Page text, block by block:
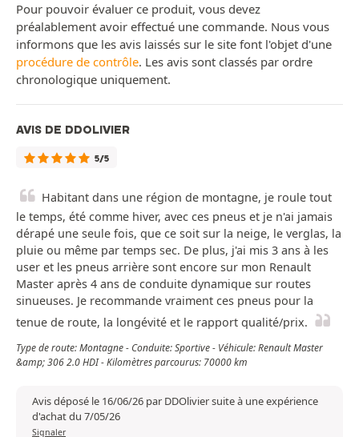
Pour pouvoir évaluer ce produit, vous devez
préalablement avoir effectué une commande. Nous vous
informons que les avis laissés sur le site font l'objet d'une
procédure de contrôle. Les avis sont classés par ordre
chronologique uniquement.
AVIS DE DDOLIVIER
5/5
Habitant dans une région de montagne, je roule tout
le temps, été comme hiver, avec ces pneus et je n'ai jamais
dérapé une seule fois, que ce soit sur la neige, le verglas, la
pluie ou même par temps sec. De plus, j'ai mis 3 ans à les
user et les pneus arrière sont encore sur mon Renault
Master après 4 ans de conduite dynamique sur routes
sinueuses. Je recommande vraiment ces pneus pour la
tenue de route, la longévité et le rapport qualité/prix.
Type de route: Montagne - Conduite: Sportive - Véhicule: Renault Master
&amp; 306 2.0 HDI - Kilomètres parcourus: 70000 km
Avis déposé le 16/06/26 par DDOlivier suite à une expérience
d'achat du 7/05/26
Signaler